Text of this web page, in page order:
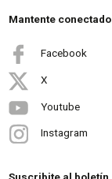
Mantente conectado
Facebook
X
Youtube
Instagram